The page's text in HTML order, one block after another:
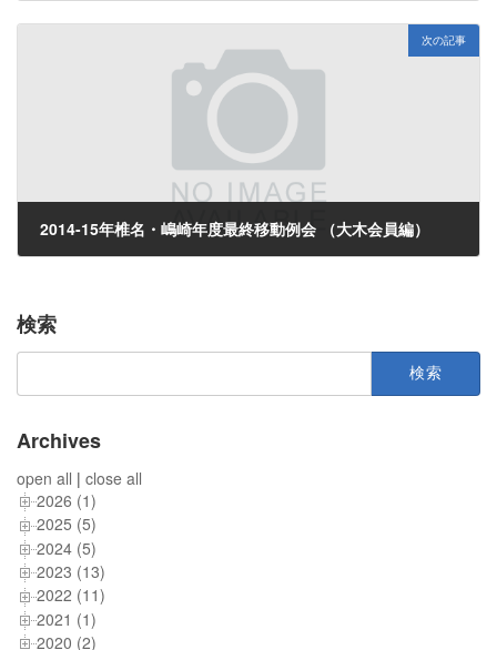
次の記事
2014-15年椎名・嶋崎年度最終移動例会 （大木会員編）
検索
検
Archives
open all | close all
2026 (1)
2025 (5)
2024 (5)
2023 (13)
2022 (11)
2021 (1)
2020 (2)